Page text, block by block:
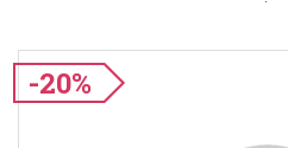
-20%